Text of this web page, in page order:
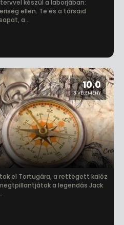
10.0
3 VÉLEMÉNY
el Tortugára, a rettegett kalóz
a legendás Jack
készül a laborjában:
ellen. Te és a társaid
a...